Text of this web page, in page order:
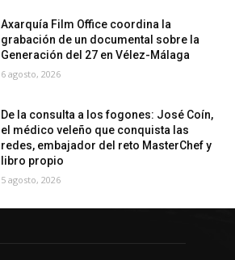
Axarquía Film Office coordina la
grabación de un documental sobre la
Generación del 27 en Vélez-Málaga
6 agosto, 2026
De la consulta a los fogones: José Coín,
el médico veleño que conquista las
redes, embajador del reto MasterChef y
libro propio
5 agosto, 2026